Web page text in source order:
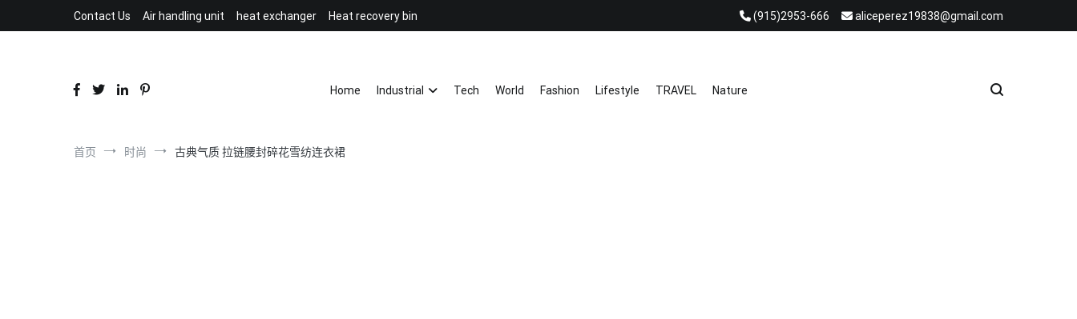
到
Contact Us Air handling unit heat exchanger Heat recovery bin (915)2953-666 aliceperez19838@gmail.com
Home
Industrial Tech World Fashion Lifestyle TRAVEL Nature
首页 时尚 古典气质 拉链腰封碎花雪纺连衣裙